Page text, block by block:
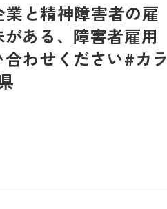
と精神障害者の雇
ある、障害者雇用
わせください#カラ